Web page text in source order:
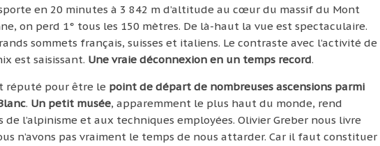
en 20 minutes à 3 842 m d’altitude au cœur du massif du Mont
on perd 1° tous les 150 mètres. De là-haut la vue est spectaculaire.
sommets français, suisses et italiens. Le contraste avec l’activité de
est saisissant. Une vraie déconnexion en un temps record.
réputé pour être le point de départ de nombreuses ascensions parmi
. Un petit musée, apparemment le plus haut du monde, rend
l’alpinisme et aux techniques employées. Olivier Greber nous livre
n’avons pas vraiment le temps de nous attarder. Car il faut constituer